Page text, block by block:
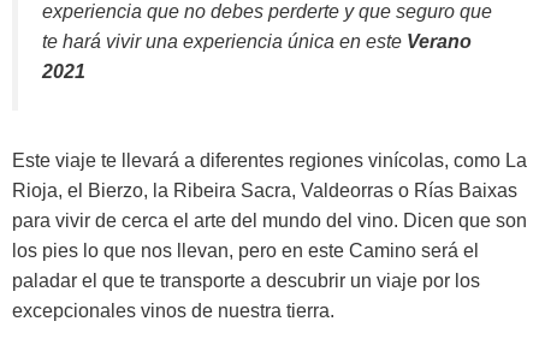
experiencia que no debes perderte y que seguro que
te hará vivir una experiencia única en este Verano
2021
Este viaje te llevará a diferentes regiones vinícolas, como La
Rioja, el Bierzo, la Ribeira Sacra, Valdeorras o Rías Baixas
para vivir de cerca el arte del mundo del vino. Dicen que son
los pies lo que nos llevan, pero en este Camino será el
paladar el que te transporte a descubrir un viaje por los
excepcionales vinos de nuestra tierra.